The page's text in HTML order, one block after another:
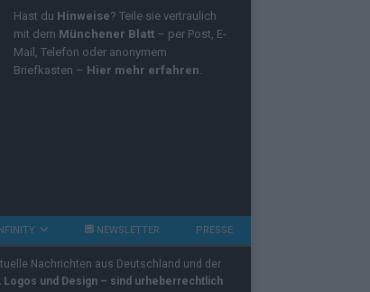
Hast du Hinweise? Teile sie vertraulich
mit dem Münchener Blatt – per Post, E-
Mail, Telefon oder anonymem
Briefkasten – Hier mehr erfahren.
NEWSLETTER PRESSE
Nachrichten aus Deutschland und der
und Design – sind urheberrechtlich